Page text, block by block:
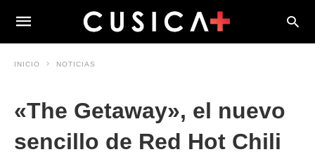
INICIO NOTICIAS
«The Getaway», el nuevo
sencillo de Red Hot Chili